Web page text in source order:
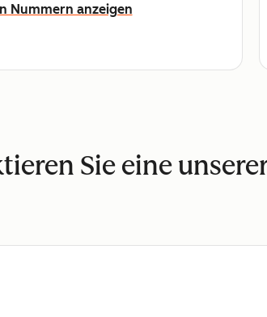
Nummern anzeigen
Sie eine